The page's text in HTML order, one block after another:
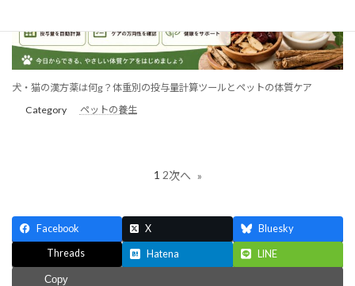
犬・猫の漢方薬は何g？体重別の投与量計算ツールとペットの体質ケア
Category
ペットの養生
1 2次へ »
Facebook X Bluesky
Threads Hatena LINE
Copy